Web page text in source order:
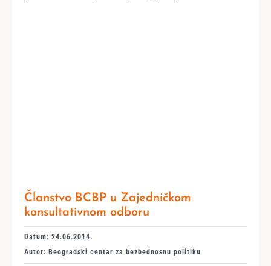
Članstvo BCBP u Zajedničkom
konsultativnom odboru
Datum: 24.06.2014.
Autor: Beogradski centar za bezbednosnu politiku